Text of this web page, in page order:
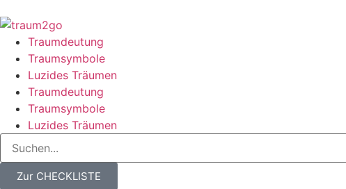
Traumdeutung
Traumsymbole
Luzides Träumen
Traumdeutung
Traumsymbole
Luzides Träumen
Zur CHECKLISTE